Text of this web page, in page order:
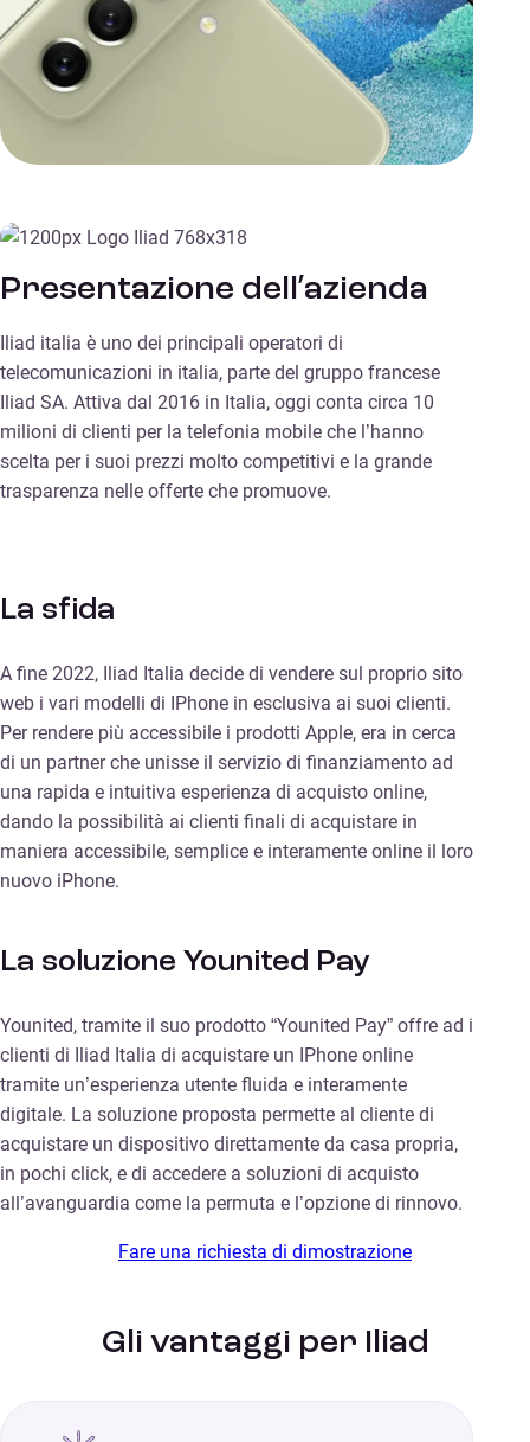
Presentazione dell’azienda
Iliad italia è uno dei principali operatori di
telecomunicazioni in italia, parte del gruppo francese
Iliad SA. Attiva dal 2016 in Italia, oggi conta circa 10
milioni di clienti per la telefonia mobile che l’hanno
scelta per i suoi prezzi molto competitivi e la grande
trasparenza nelle offerte che promuove.
La sfida
A fine 2022, Iliad Italia decide di vendere sul proprio sito
web i vari modelli di IPhone in esclusiva ai suoi clienti.
Per rendere più accessibile i prodotti Apple, era in cerca
di un partner che unisse il servizio di finanziamento ad
una rapida e intuitiva esperienza di acquisto online,
dando la possibilità ai clienti finali di acquistare in
maniera accessibile, semplice e interamente online il loro
nuovo iPhone.
La soluzione Younited Pay
Younited, tramite il suo prodotto “Younited Pay” offre ad i
clienti di Iliad Italia di acquistare un IPhone online
tramite un’esperienza utente fluida e interamente
digitale. La soluzione proposta permette al cliente di
acquistare un dispositivo direttamente da casa propria,
in pochi click, e di accedere a soluzioni di acquisto
all’avanguardia come la permuta e l’opzione di rinnovo.
Fare una richiesta di dimostrazione
Gli vantaggi per Iliad